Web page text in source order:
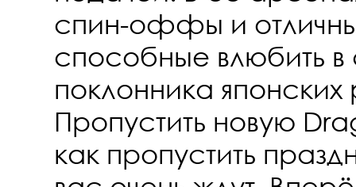
спин-оффы и
способные влюбить
поклонника японских
Пропустить новую
как пропустить